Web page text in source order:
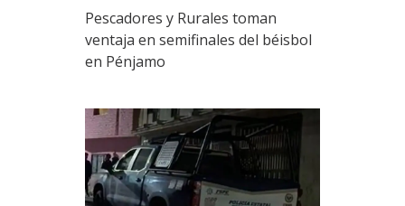
Pescadores y Rurales toman
ventaja en semifinales del béisbol
en Pénjamo